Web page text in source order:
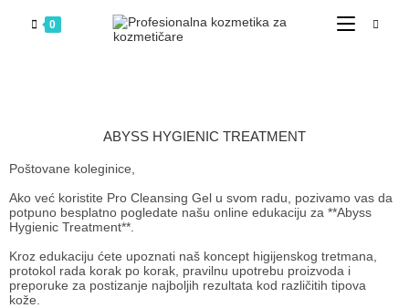
0
ABYSS HYGIENIC TREATMENT
Poštovane koleginice,
Ako već koristite Pro Cleansing Gel u svom radu, pozivamo vas da
potpuno besplatno pogledate našu online edukaciju za **Abyss
Hygienic Treatment**.
Kroz edukaciju ćete upoznati naš koncept higijenskog tretmana,
protokol rada korak po korak, pravilnu upotrebu proizvoda i
preporuke za postizanje najboljih rezultata kod različitih tipova
kože.